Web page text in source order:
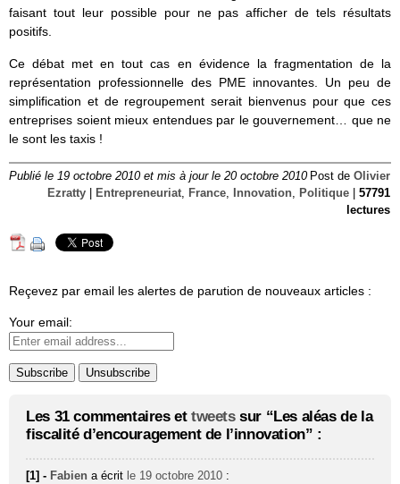
faisant tout leur possible pour ne pas afficher de tels résultats
positifs.
Ce débat met en tout cas en évidence la fragmentation de la
représentation professionnelle des PME innovantes. Un peu de
simplification et de regroupement serait bienvenus pour que ces
entreprises soient mieux entendues par le gouvernement… que ne
le sont les taxis !
Publié le 19 octobre 2010 et mis à jour le 20 octobre 2010 Post de Olivier
Ezratty
Entrepreneuriat France Innovation Politique
57791
lectures
Reçevez par email les alertes de parution de nouveaux articles :
Your email:
Les 31 commentaires et tweetssur “Les aléas de la
fiscalité d’encouragement de l’innovation” :
[1] - Fabien a écrit le 19 octobre 2010 :